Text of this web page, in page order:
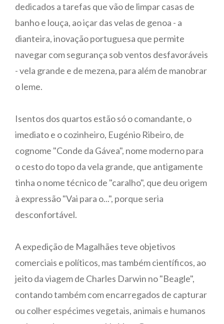
dedicados a tarefas que vão de limpar casas de
banho e louça, ao içar das velas de genoa - a
dianteira, inovação portuguesa que permite
navegar com segurança sob ventos desfavoráveis
- vela grande e de mezena, para além de manobrar
o leme.
Isentos dos quartos estão só o comandante, o
imediato e o cozinheiro, Eugénio Ribeiro, de
cognome "Conde da Gávea", nome moderno para
o cesto do topo da vela grande, que antigamente
tinha o nome técnico de "caralho", que deu origem
à expressão "Vai para o...", porque seria
desconfortável.
A expedição de Magalhães teve objetivos
comerciais e políticos, mas também científicos, ao
jeito da viagem de Charles Darwin no "Beagle",
contando também com encarregados de capturar
ou colher espécimes vegetais, animais e humanos